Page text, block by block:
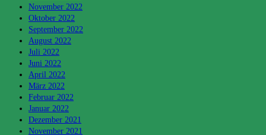
November 2022
Oktober 2022
September 2022
August 2022
Juli 2022
Juni 2022
April 2022
März 2022
Februar 2022
Januar 2022
Dezember 2021
November 2021